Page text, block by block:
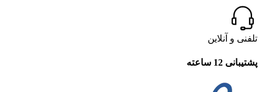
تلفنی و آنلاین
پشتیبانی 12 ساعته